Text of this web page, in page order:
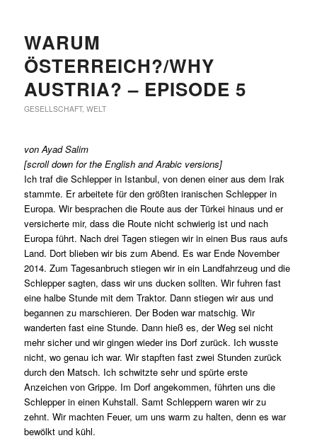
WARUM
ÖSTERREICH?/WHY
AUSTRIA? – EPISODE 5
GESELLSCHAFT, WELT
von Ayad Salim
[scroll down for the English and Arabic versions]
Ich traf die Schlepper in Istanbul, von denen einer aus dem Irak
stammte. Er arbeitete für den größten iranischen Schlepper in
Europa. Wir besprachen die Route aus der Türkei hinaus und er
versicherte mir, dass die Route nicht schwierig ist und nach
Europa führt. Nach drei Tagen stiegen wir in einen Bus raus aufs
Land. Dort blieben wir bis zum Abend. Es war Ende November
2014. Zum Tagesanbruch stiegen wir in ein Landfahrzeug und die
Schlepper sagten, dass wir uns ducken sollten. Wir fuhren fast
eine halbe Stunde mit dem Traktor. Dann stiegen wir aus und
begannen zu marschieren. Der Boden war matschig. Wir
wanderten fast eine Stunde. Dann hieß es, der Weg sei nicht
mehr sicher und wir gingen wieder ins Dorf zurück. Ich wusste
nicht, wo genau ich war. Wir stapften fast zwei Stunden zurück
durch den Matsch. Ich schwitzte sehr und spürte erste
Anzeichen von Grippe. Im Dorf angekommen, führten uns die
Schlepper in einen Kuhstall. Samt Schleppern waren wir zu
zehnt. Wir machten Feuer, um uns warm zu halten, denn es war
bewölkt und kühl.